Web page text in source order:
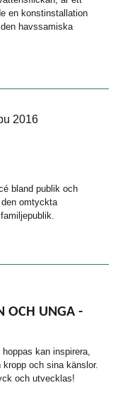
en konstinstallation
havssamiska
bland publik och
den omtyckta
OCH UNGA -
kan inspirera,
och sina känslor.
och utvecklas!